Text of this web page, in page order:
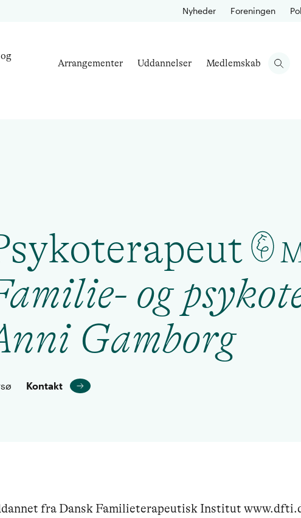
Nyheder Foreningen
Arrangementer Uddannelser Medlemskab
og
Gamborg
Kontakt
fra Dansk Familieterapeutisk Institut